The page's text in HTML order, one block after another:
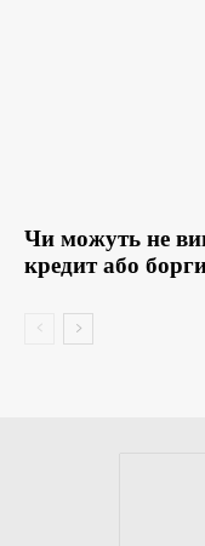
Чи можуть не
кредит або